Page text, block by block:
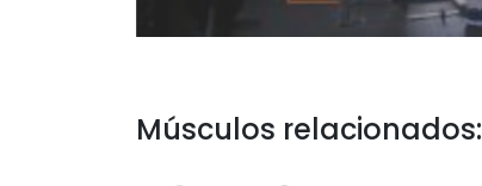
Músculos relacionados: